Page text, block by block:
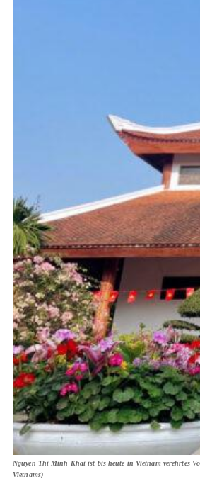
Nguyen Thi Minh Khai ist bis heute in Vietnam verehrtes
Vietnams)